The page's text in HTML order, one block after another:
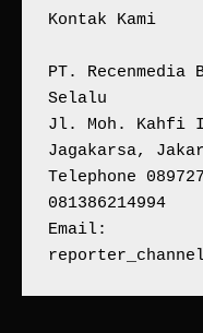
Kontak Kami
PT. Recenmedia
Selalu
Jl. Moh. Kahfi
Jagakarsa,
Telephone
081386214994
Email: